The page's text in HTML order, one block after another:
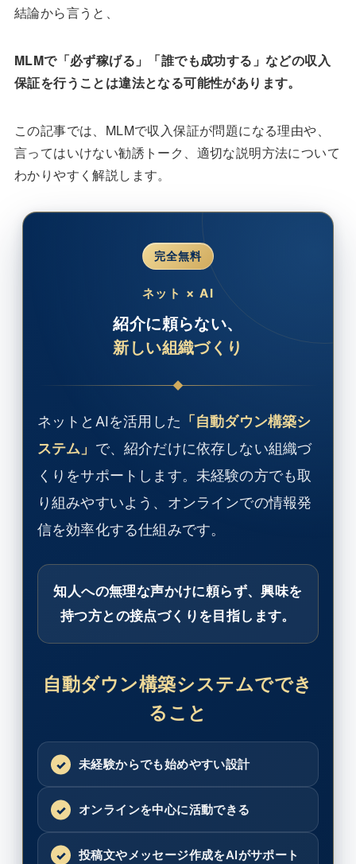
結論から言うと、
MLMで「必ず稼げる」「誰でも成功する」などの収入
保証を行うことは違法となる可能性があります。
この記事では、MLMで収入保証が問題になる理由や、
言ってはいけない勧誘トーク、適切な説明方法について
わかりやすく解説します。
完全無料
ネット × AI
紹介に頼らない、
新しい組織づくり
ネットとAIを活用した 「自動ダウン構築シ
ステム」 で、紹介だけに依存しない組織づ
くりをサポートします。未経験の方でも取
り組みやすいよう、オンラインでの情報発
信を効率化する仕組みです。
知人への無理な声かけに頼らず、興味を
持つ方との接点づくりを目指します。
自動ダウン構築システムででき
ること
未経験からでも始めやすい設計
オンラインを中心に活動できる
投稿文やメッセージ作成をAIがサポート